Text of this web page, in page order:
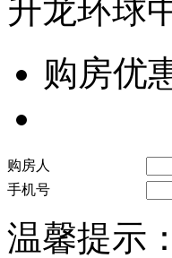
升龙环球
购房优
购房人
手机号
温馨提示